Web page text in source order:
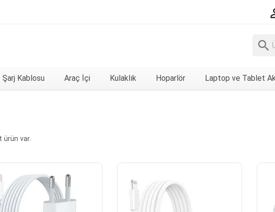
search
Şarj Kablosu Araç İçi Kulaklık Hoparlör Laptop ve Tablet
ürün var.